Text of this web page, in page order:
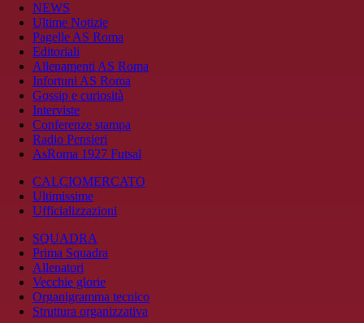
NEWS
Ultime Notizie
Pagelle AS Roma
Editoriali
Allenamenti AS Roma
Infortuni AS Roma
Gossip e curiosità
Interviste
Conferenze stampa
Radio Pensieri
AsRoma 1927 Futsal
CALCIOMERCATO
Ultimissime
Ufficializzazioni
SQUADRA
Prima Squadra
Allenatori
Vecchie glorie
Organigramma tecnico
Struttura organizzativa